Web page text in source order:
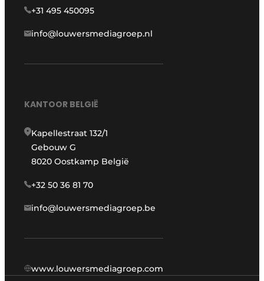
+31 495 450095
info@louwersmediagroep.nl
KANTOOR BELGIË
Kapellestraat 132/1
Gebouw G
8020 Oostkamp België
+32 50 36 81 70
info@louwersmediagroep.be
www.louwersmediagroep.com